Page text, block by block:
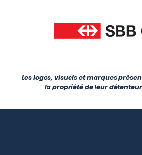
Les logos, visuels et marques
la propriété de leur détenteur